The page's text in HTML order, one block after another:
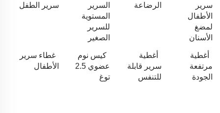
سرير
الأطفال
لمضغ
الأسنان
الرضاعة
السرير
المستوية
للسرير
الصغير
سرير الطفل
أغطية
مرتفعة
الجودة
أغطية
سرير قابلة
للتنفس
كيس نوم
عضوي 2.5
توغ
غطاء سرير
الأطفال